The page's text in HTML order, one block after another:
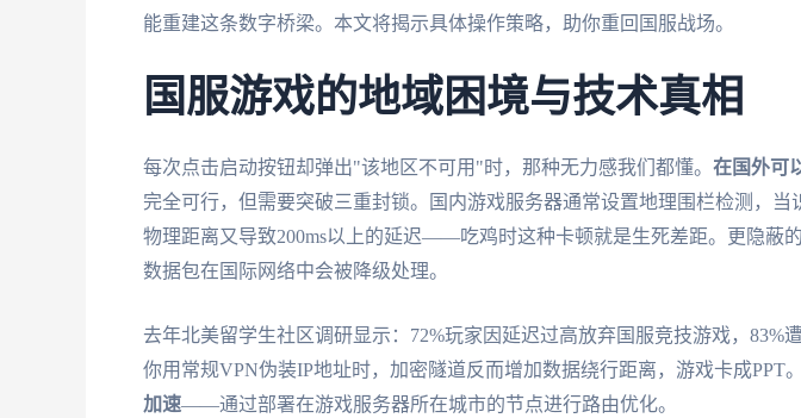
能重建这条数字桥梁。本文将揭示具体操作策略，助你重回国服战场。
国服游戏的地域困境与技术真相
每次点击启动按钮却弹出"该地区不可用"时，那种无力感我们都懂。 在国外可
完全可行，但需要突破三重封锁。国内游戏服务器通常设置地理围栏检测，当
物理距离又导致200ms以上的延迟——吃鸡时这种卡顿就是生死差距。更隐蔽
数据包在国际网络中会被降级处理。
去年北美留学生社区调研显示：72%玩家因延迟过高放弃国服竞技游戏，83%
你用常规VPN伪装IP地址时，加密隧道反而增加数据绕行距离，游戏卡成PPT
加速——通过部署在游戏服务器所在城市的节点进行路由优化。